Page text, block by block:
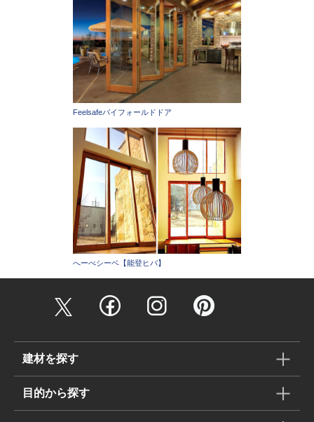
Feelsafeバイフォールドドア
へーべシーベ【能登ヒバ】
建材を探す
目的から探す